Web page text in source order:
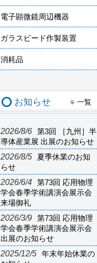
電子顕微鏡周辺機器
ガラスビード作製装置
消耗品
お知らせ 一覧
2026/8/6
第3回 ［九州］半
導体産業展 出展のお知らせ
2026/8/5
夏季休業のお知
らせ
2026/6/4
第73回 応用物理
学会春季学術講演会展示会
来場御礼
2026/3/9
第73回 応用物理
学会春季学術講演会展示会
出展のお知らせ
2025/12/5
年末年始休業の